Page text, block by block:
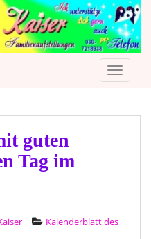
guten
Tag im
Kalenderblatt des